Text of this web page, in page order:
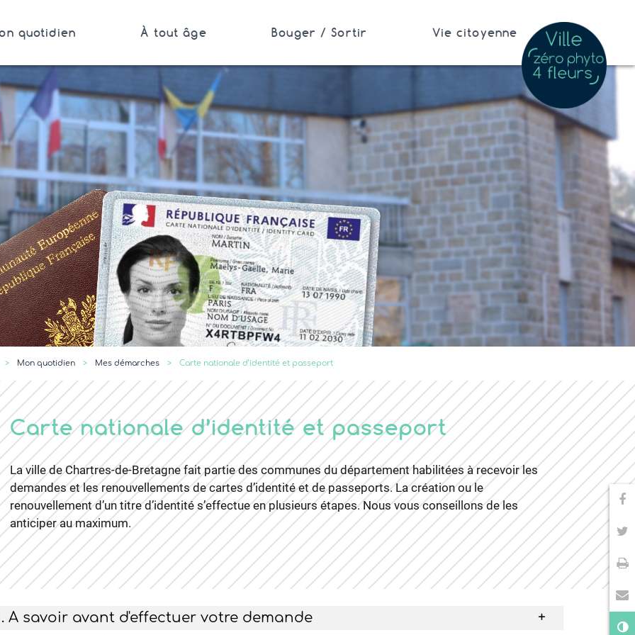
quotidien À tout âge Bouger / Sortir Vie citoyenne
Mon quotidien Mes démarches Carte nationale d’identité et passeport
Carte nationale d’identité et passeport
La ville de Chartres-de-Bretagne fait partie des communes du département habilitées à recevoir les
demandes et les renouvellements de cartes d’identité et de passeports. La création ou le
renouvellement d’un titre d’identité s’effectue en plusieurs étapes. Nous vous conseillons de les
anticiper au maximum.
A savoir avant d'effectuer votre demande